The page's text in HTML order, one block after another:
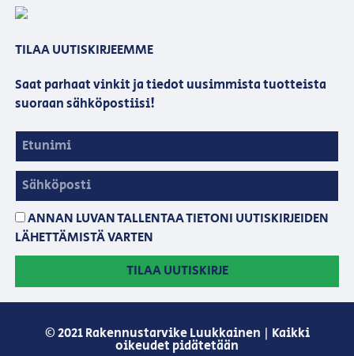
TILAA UUTISKIRJEEMME
Saat parhaat vinkit ja tiedot uusimmista tuotteista
suoraan sähköpostiisi!
ANNAN LUVAN TALLENTAA TIETONI UUTISKIRJEIDEN
LÄHETTÄMISTÄ VARTEN
TILAA UUTISKIRJE
© 2021 Rakennustarvike Luukkainen | Kaikki
oikeudet pidätetään